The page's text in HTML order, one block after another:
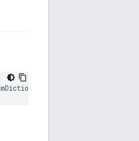
mDictionaryItemDelete